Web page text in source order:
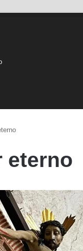
eterno